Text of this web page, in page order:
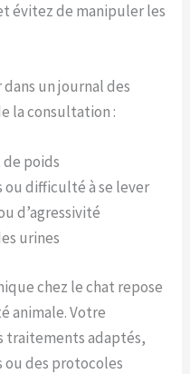
évitez de manipuler les
un journal des
la consultation :
poids
difficulté à se lever
d’agressivité
urines
chez le chat repose
animale. Votre
traitements adaptés,
des protocoles